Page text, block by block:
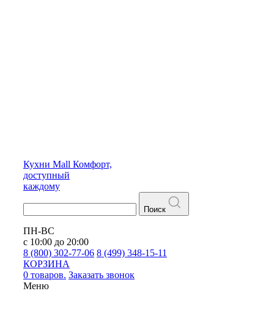
Кухни Mall Комфорт,
доступный
каждому
Поиск
ПН-ВС
с 10:00 до 20:00
8 (800) 302-77-06 8 (499) 348-15-11
КОРЗИНА
0 товаров. Заказать звонок
Меню